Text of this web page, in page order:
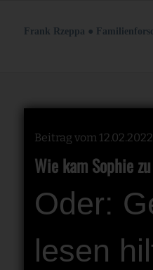
Frank Rzeppa ●
Beitrag vom
Wie kam Sophie
Oder:
lesen